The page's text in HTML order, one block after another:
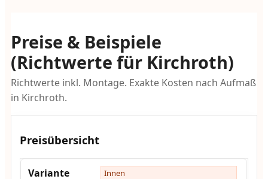
Preise & Beispiele
(Richtwerte für Kirchroth)
Richtwerte inkl. Montage. Exakte Kosten nach Aufmaß
in Kirchroth.
Preisübersicht
Innen